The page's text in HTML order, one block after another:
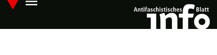
Skip
main
Hauptmenü öffnen